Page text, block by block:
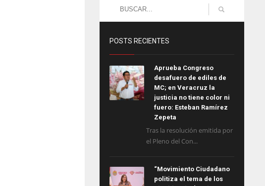
POSTS RECIENTES
Aprueba Congreso
desafuero de ediles de
MC; en Veracruz la
justicia no tiene color ni
fuero: Esteban Ramírez
Zepeta
Tras la resolución emitida por
el Pleno del Con...
“Movimiento Ciudadano
politiza el tema de los